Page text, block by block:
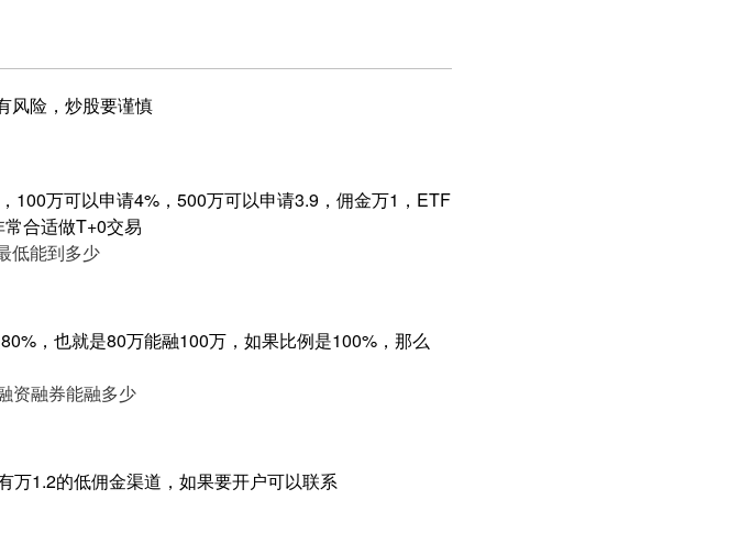
风险，炒股要谨慎
100万可以申请4%，500万可以申请3.9，佣金万1，ETF
合适做T+0交易
低能到多少
，也就是80万能融100万，如果比例是100%，那么
资融券能融多少
万1.2的低佣金渠道，如果要开户可以联系